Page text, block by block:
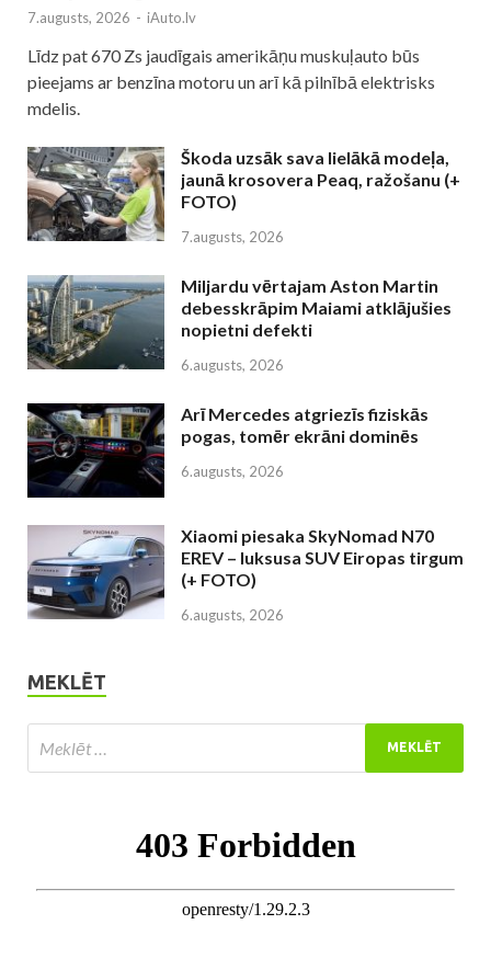
7.augusts, 2026 - iAuto.lv
Līdz pat 670 Zs jaudīgais amerikāņu muskuļauto būs
pieejams ar benzīna motoru un arī kā pilnībā elektrisks
mdelis.
Škoda uzsāk sava lielākā modeļa,
jaunā krosovera Peaq, ražošanu (+
FOTO)
7.augusts, 2026
Miljardu vērtajam Aston Martin
debesskrāpim Maiami atklājušies
nopietni defekti
6.augusts, 2026
Arī Mercedes atgriezīs fiziskās
pogas, tomēr ekrāni dominēs
6.augusts, 2026
Xiaomi piesaka SkyNomad N70
EREV – luksusa SUV Eiropas tirgum
(+ FOTO)
6.augusts, 2026
MEKLĒT